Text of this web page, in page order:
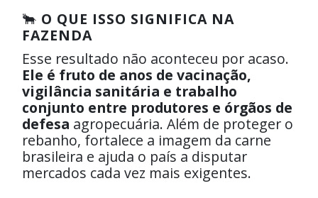
🐂 O QUE ISSO SIGNIFICA NA
FAZENDA
Esse resultado não aconteceu por acaso.
Ele é fruto de anos de vacinação,
vigilância sanitária e trabalho
conjunto entre produtores e órgãos de
defesa agropecuária. Além de proteger o
rebanho, fortalece a imagem da carne
brasileira e ajuda o país a disputar
mercados cada vez mais exigentes.